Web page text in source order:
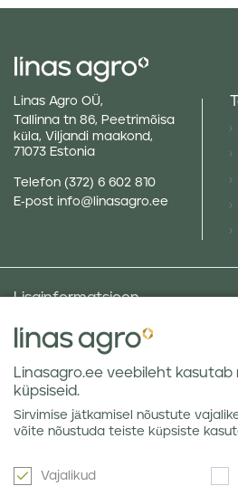
Linas Agro OÜ,
Tallinna tn 86, Peetrimõisa
küla, Viljandi maakond,
71073 Estonia
Telefon (372) 6 602 810
E-post info@linasagro.ee
Lisainformatsioon
Taluniku põllugalerii
Sotsiaalne vastutus ja poliitikad
Andmekaitsetingimused
Kauba hoiustamine
Teraviljaturu ülevaated
Uudiskiri
Linasagro.ee veebileht kasutab
küpsiseid.
Sirvimise jätkamisel nõustute
võite nõustuda teiste küpsiste
Vajalikud